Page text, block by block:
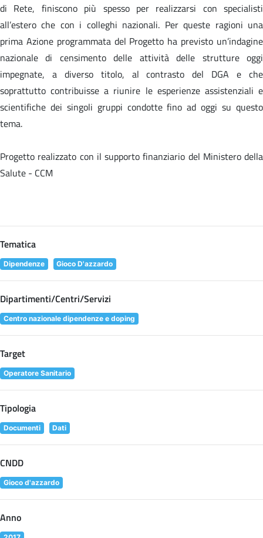
di Rete, finiscono più spesso per realizzarsi con specialisti
all’estero che con i colleghi nazionali. Per queste ragioni una
prima Azione programmata del Progetto ha previsto un’indagine
nazionale di censimento delle attività delle strutture oggi
impegnate, a diverso titolo, al contrasto del DGA e che
soprattutto contribuisse a riunire le esperienze assistenziali e
scientifiche dei singoli gruppi condotte fino ad oggi su questo
tema.
Progetto realizzato con il supporto finanziario del Ministero della
Salute - CCM
Tematica
Dipendenze Gioco D'azzardo
Dipartimenti/Centri/Servizi
Centro nazionale dipendenze e doping
Target
Operatore Sanitario
Tipologia
Documenti Dati
CNDD
Gioco d'azzardo
Anno